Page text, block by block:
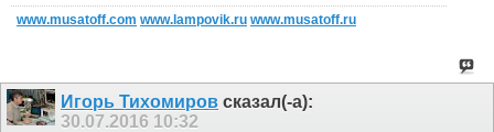
www.musatoff.com www.lampovik.ru www.musatoff.ru
Игорь Тихомиров сказал(-а):
30.07.2016 10:32